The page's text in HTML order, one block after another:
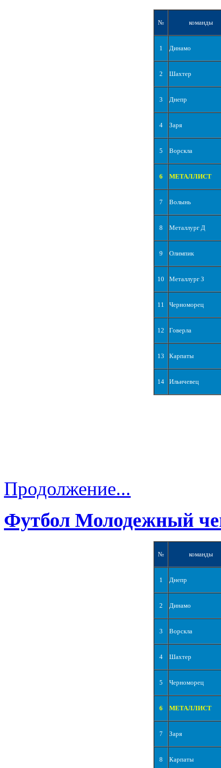
№ команды
1 Динамо
2 Шахтер
3 Днепр
4 Заря
5 Ворскла
6 МЕТАЛЛИСТ
7 Волынь
8 Металлург Д
9 Олимпик
10 Металлург З
11 Черноморец
12 Говерла
13 Карпаты
14 Ильичевец
Продолжение...
Футбол Молодежный
№ команды
1 Днепр
2 Динамо
3 Ворскла
4 Шахтер
5 Черноморец
6 МЕТАЛЛИСТ
7 Заря
8 Карпаты